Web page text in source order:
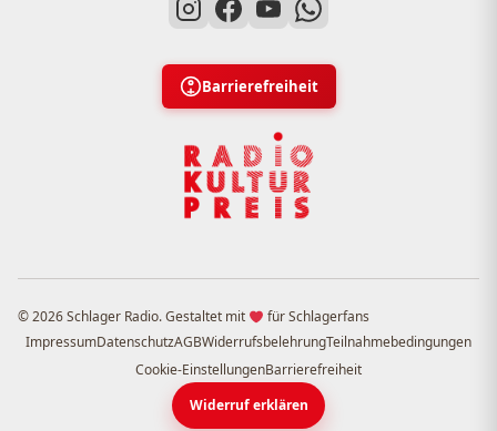
Barrierefreiheit
© 2026 Schlager Radio. Gestaltet mit
für Schlagerfans
ImpressumDatenschutzAGBWiderrufsbelehrungTeilnahmebedingungen
Cookie-EinstellungenBarrierefreiheit
Widerruf erklären